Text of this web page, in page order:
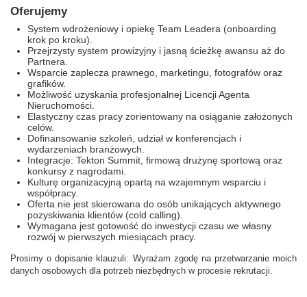
Oferujemy
System wdrożeniowy i opiekę Team Leadera (onboarding
krok po kroku).
Przejrzysty system prowizyjny i jasną ścieżkę awansu aż do
Partnera.
Wsparcie zaplecza prawnego, marketingu, fotografów oraz
grafików.
Możliwość uzyskania profesjonalnej Licencji Agenta
Nieruchomości.
Elastyczny czas pracy zorientowany na osiąganie założonych
celów.
Dofinansowanie szkoleń, udział w konferencjach i
wydarzeniach branżowych.
Integracje: Tekton Summit, firmową drużynę sportową oraz
konkursy z nagrodami.
Kulturę organizacyjną opartą na wzajemnym wsparciu i
współpracy.
Oferta nie jest skierowana do osób unikających aktywnego
pozyskiwania klientów (cold calling).
Wymagana jest gotowość do inwestycji czasu we własny
rozwój w pierwszych miesiącach pracy.
Prosimy o dopisanie klauzuli: Wyrażam zgodę na przetwarzanie moich
danych osobowych dla potrzeb niezbędnych w procesie rekrutacji.